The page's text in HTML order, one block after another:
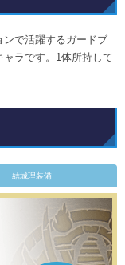
で活躍するガードブ
ラです。1体所持して
結城理装備